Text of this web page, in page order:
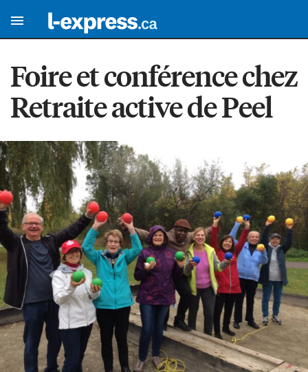
Foire et conférence chez
Retraite active de Peel